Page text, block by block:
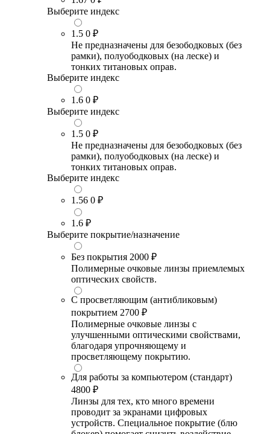
Выберите индекс
1.5 0 ₽
Не предназначены для безободковых (без
рамки), полуободковых (на леске) и
тонких титановых оправ.
Выберите индекс
1.6 0 ₽
Выберите индекс
1.5 0 ₽
Не предназначены для безободковых (без
рамки), полуободковых (на леске) и
тонких титановых оправ.
Выберите индекс
1.56 0 ₽
1.6 ₽
Выберите покрытие/назначение
Без покрытия 2000 ₽
Полимерные очковые линзы приемлемых
оптических свойств.
С просветляющим (антибликовым)
покрытием 2700 ₽
Полимерные очковые линзы с
улучшенными оптическими свойствами,
благодаря упрочняющему и
просветляющему покрытию.
Для работы за компьютером (стандарт)
4800 ₽
Линзы для тех, кто много времени
проводит за экранами цифровых
устройств. Специальное покрытие (блю